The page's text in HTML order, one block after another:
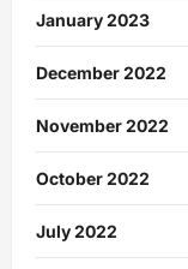
January 2023
December 2022
November 2022
October 2022
July 2022